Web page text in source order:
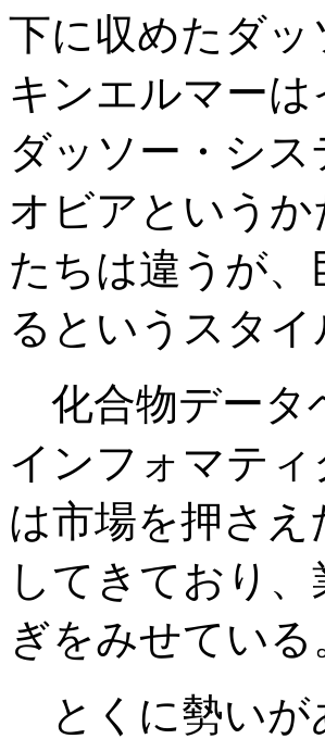
下に収めたダ
キンエルマー
ダッソー・シ
オビアという
たちは違うが、
るというスタ
化合物データ
インフォマテ
は市場を押さ
してきており
ぎをみせている
とくに勢いが